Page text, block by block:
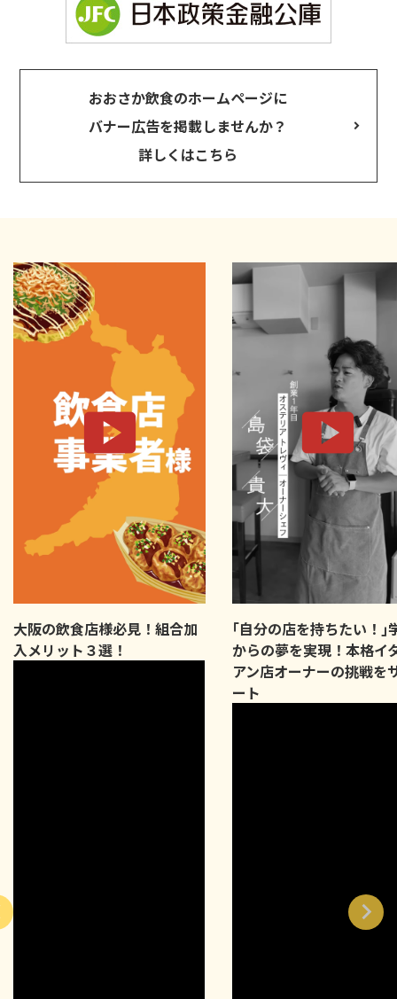
おおさか飲食のホームページに
バナー広告を掲載しませんか？
詳しくはこちら
大阪の飲食店様必見！組合加
入メリット３選！
｢自分の店を持ちたい！｣
からの夢を実現！本格イ
アン店オーナーの挑戦を
ート